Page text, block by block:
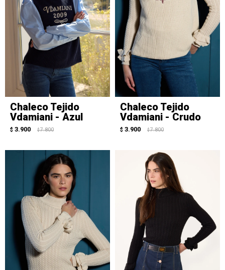
Chaleco Tejido
Vdamiani - Azul
$ 3.900 $ 7.800
Chaleco Tejido
Vdamiani - Crudo
$ 3.900 $ 7.800